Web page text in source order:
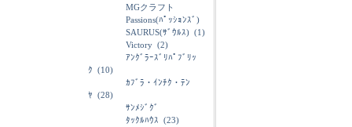
MGクラフト
Passions(ﾊﾟｯｼｮﾝｽﾞ)
SAURUS(ｻﾞｳﾙｽ) (1)
Victory (2)
ｱﾝｸﾞﾗｰｽﾞﾘﾊﾟﾌﾞﾘｯ
ｸ (10)
ｶﾌﾞﾗ・ｲﾝﾁｸ・ﾃﾝ
ﾔ (28)
ｻﾝﾒｼﾞｸﾞ
ﾀｯｸﾙﾊｳｽ (23)